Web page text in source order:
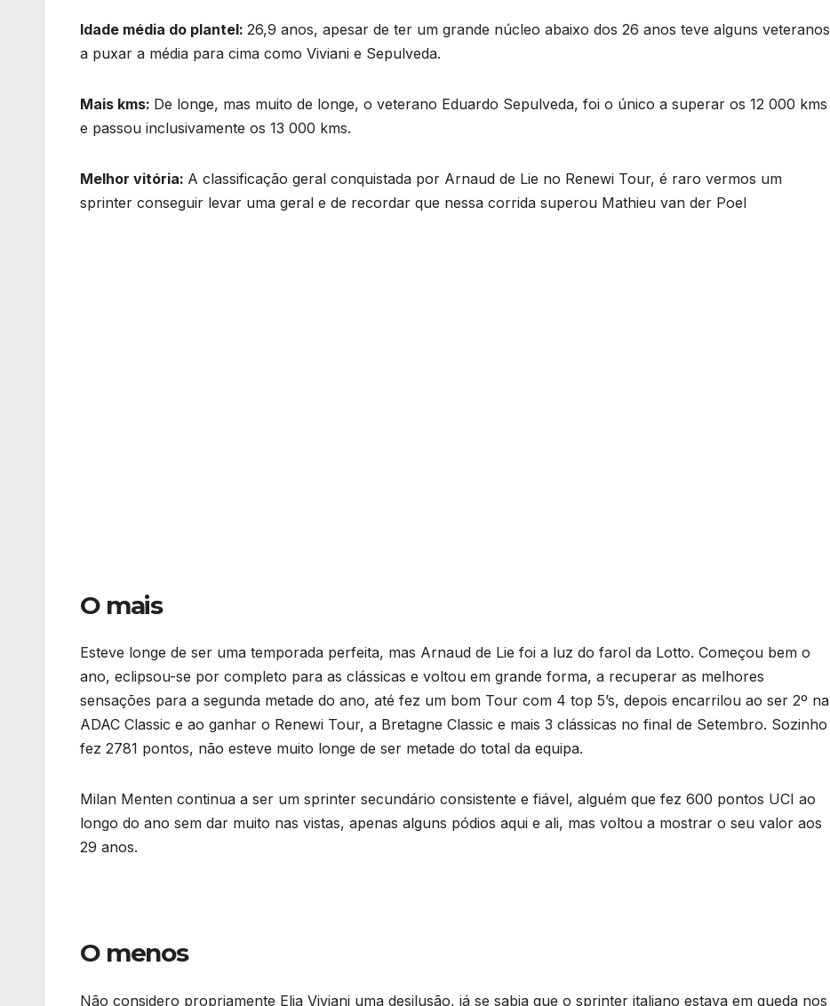
Idade média do plantel: 26,9 anos, apesar de ter um grande núcleo abaixo dos 26 anos teve alguns veteranos
a puxar a média para cima como Viviani e Sepulveda.
Mais kms: De longe, mas muito de longe, o veterano Eduardo Sepulveda, foi o único a superar os 12 000 kms
e passou inclusivamente os 13 000 kms.
Melhor vitória: A classificação geral conquistada por Arnaud de Lie no Renewi Tour, é raro vermos um
sprinter conseguir levar uma geral e de recordar que nessa corrida superou Mathieu van der Poel
O mais
Esteve longe de ser uma temporada perfeita, mas Arnaud de Lie foi a luz do farol da Lotto. Começou bem o
ano, eclipsou-se por completo para as clássicas e voltou em grande forma, a recuperar as melhores
sensações para a segunda metade do ano, até fez um bom Tour com 4 top 5’s, depois encarrilou ao ser 2º na
ADAC Classic e ao ganhar o Renewi Tour, a Bretagne Classic e mais 3 clássicas no final de Setembro. Sozinho
fez 2781 pontos, não esteve muito longe de ser metade do total da equipa.
Milan Menten continua a ser um sprinter secundário consistente e fiável, alguém que fez 600 pontos UCI ao
longo do ano sem dar muito nas vistas, apenas alguns pódios aqui e ali, mas voltou a mostrar o seu valor aos
29 anos.
O menos
Não considero propriamente Elia Viviani uma desilusão, já se sabia que o sprinter italiano estava em queda nos